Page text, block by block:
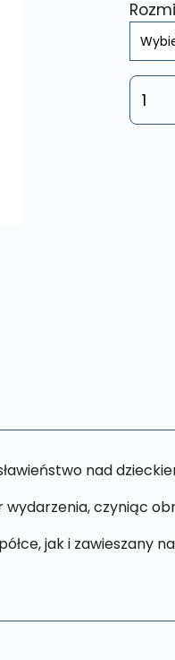
ilość
nad
czyniąc
jak i zawieszany